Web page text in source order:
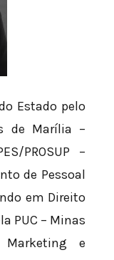
Estado pelo
de Marília –
PROSUP –
de Pessoal
em Direito
PUC – Minas
Marketing e